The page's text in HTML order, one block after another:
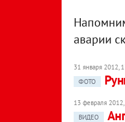
аварии
31 января 2012,
ФОТО
13 февраля
ВИДЕО